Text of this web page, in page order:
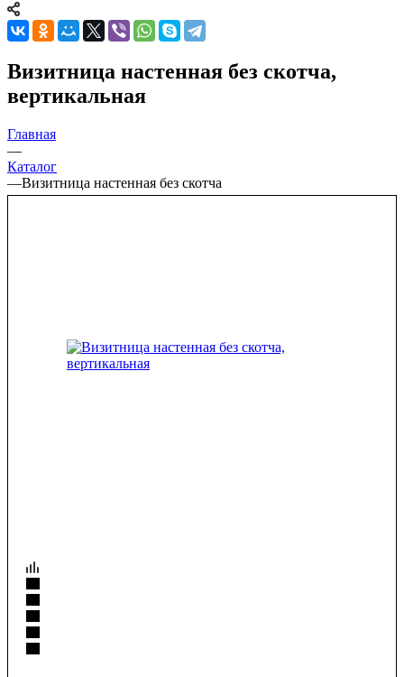
Визитница настенная без скотча,
вертикальная
Главная
—
Каталог
—Визитница настенная без скотча